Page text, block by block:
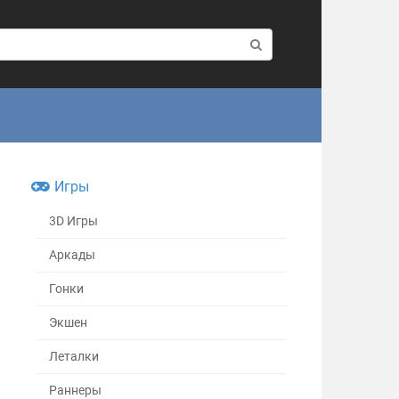
Игры
3D Игры
Аркады
Гонки
Экшен
Леталки
Раннеры